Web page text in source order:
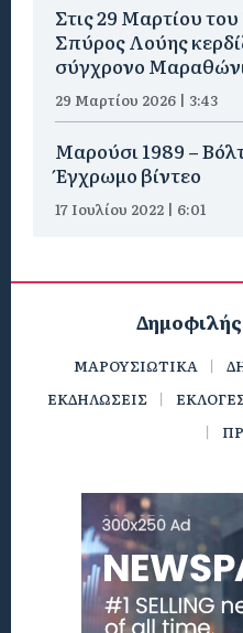
Στις 29 Μαρτίου
Σπύρος Λούης
σύγχρονο
29 Μαρτίου 2026 | 3:43
Μαρούσι 1989 –
Έγχρωμο βίντεο
17 Ιουλίου 2022 | 6:01
ΜΑΡΟΥΣΙΩΤΙΚΑ
ΕΚΔΗΛΩΣΕΙΣ